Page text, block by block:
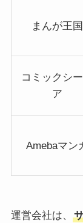
まんが王国
コミックシ
ア
Amebaマン
運営会社は、